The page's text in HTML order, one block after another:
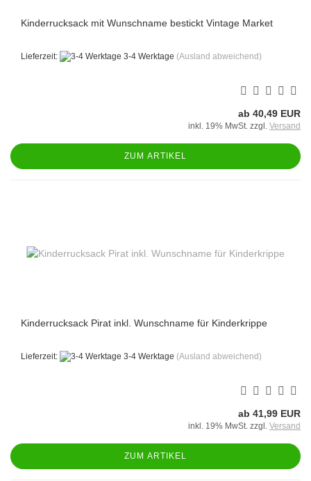
Kinderrucksack mit Wunschname bestickt Vintage Market
Lieferzeit: 3-4 Werktage (Ausland abweichend)
ab 40,49 EUR
inkl. 19% MwSt. zzgl. Versand
ZUM ARTIKEL
Kinderrucksack Pirat inkl. Wunschname für Kinderkrippe
Lieferzeit: 3-4 Werktage (Ausland abweichend)
ab 41,99 EUR
inkl. 19% MwSt. zzgl. Versand
ZUM ARTIKEL